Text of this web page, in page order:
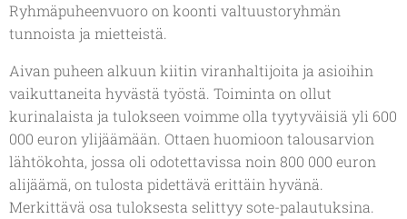
Ryhmäpuheenvuoro on koonti valtuustoryhmän
tunnoista ja mietteistä.
Aivan puheen alkuun kiitin viranhaltijoita ja asioihin
vaikuttaneita hyvästä työstä. Toiminta on ollut
kurinalaista ja tulokseen voimme olla tyytyväisiä yli 600
000 euron ylijäämään. Ottaen huomioon talousarvion
lähtökohta, jossa oli odotettavissa noin 800 000 euron
alijäämä, on tulosta pidettävä erittäin hyvänä.
Merkittävä osa tuloksesta selittyy sote-palautuksina.